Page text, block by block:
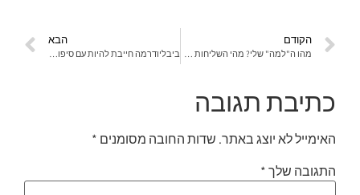
הקודם
מהו ה"למה" שלי? מהי השליחות שלי?
הבא
ביבליודרמה חייבת להיות עם סיפור מקראי או שאפשר עם סיפורים רגילים?
כתיבת תגובה
האימייל לא יוצג באתר. שדות החובה מסומנים *
התגובה שלך*